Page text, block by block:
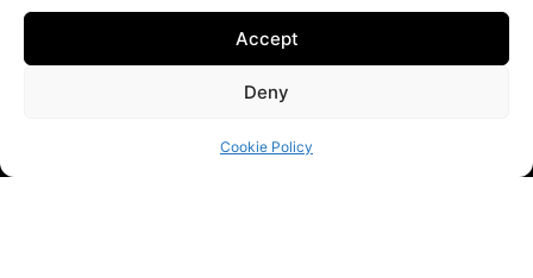
Accept
Deny
Cookie Policy